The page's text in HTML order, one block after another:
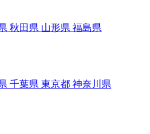
秋田県 山形県 福島県
千葉県 東京都 神奈川県